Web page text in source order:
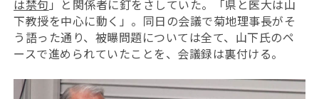
は禁句 」と関係者に釘をさしていた。「県と医大は山
下教授を中心に動く」。同日の会議で菊地理事長がそ
う語った通り、被曝問題については全て、山下氏のペ
ースで進められていたことを、会議録は裏付ける。